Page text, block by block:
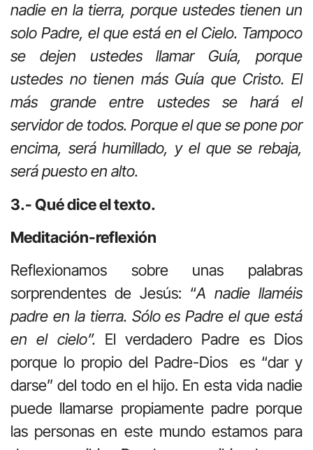
nadie en la tierra, porque ustedes tienen un
solo Padre, el que está en el Cielo. Tampoco
se dejen ustedes llamar Guía, porque
ustedes no tienen más Guía que Cristo. El
más grande entre ustedes se hará el
servidor de todos. Porque el que se pone por
encima, será humillado, y el que se rebaja,
será puesto en alto.
3.- Qué dice el texto.
Meditación-reflexión
Reflexionamos sobre unas palabras
sorprendentes de Jesús: “A nadie llaméis
padre en la tierra. Sólo es Padre el que está
en el cielo”. El verdadero Padre es Dios
porque lo propio del Padre-Dios es “dar y
darse” del todo en el hijo. En esta vida nadie
puede llamarse propiamente padre porque
las personas en este mundo estamos para